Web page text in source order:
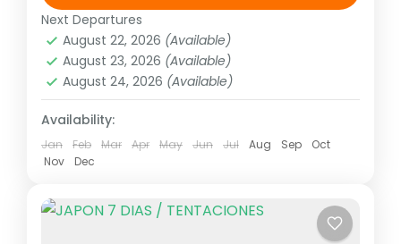
personas adultas) hasta el de...
Asia,Asia del extremo oriente
1 Person
Next Departures
August 22, 2026 (Available)
August 23, 2026 (Available)
August 24, 2026 (Available)
Availability:
Jan Feb Mar Apr May Jun Jul Aug Sep
Oct
Nov
Dec